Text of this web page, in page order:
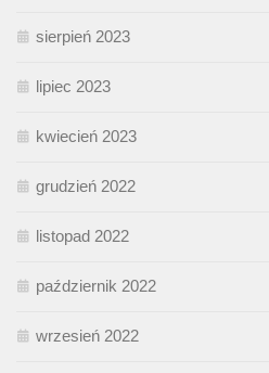
sierpień 2023
lipiec 2023
kwiecień 2023
grudzień 2022
listopad 2022
październik 2022
wrzesień 2022